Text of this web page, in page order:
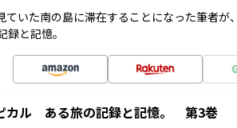
ていた南の島に滞在することになった筆者が
と記憶。
カル ある旅の記録と記憶。 第3巻